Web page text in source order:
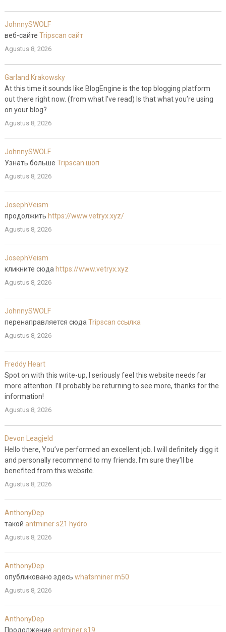
JohnnySWOLF
веб-сайте Tripscan сайт
Agustus 8, 2026
Garland Krakowsky
At this time it sounds like BlogEngine is the top blogging platform
out there right now. (from what I’ve read) Is that what you’re using
on your blog?
Agustus 8, 2026
JohnnySWOLF
Узнать больше Tripscan шоп
Agustus 8, 2026
JosephVeism
продолжить https://www.vetryx.xyz/
Agustus 8, 2026
JosephVeism
кликните сюда https://www.vetryx.xyz
Agustus 8, 2026
JohnnySWOLF
перенаправляется сюда Tripscan ссылка
Agustus 8, 2026
Freddy Heart
Spot on with this write-up, I seriously feel this website needs far
more attention. I’ll probably be returning to see more, thanks for the
information!
Agustus 8, 2026
Devon Leagjeld
Hello there, You’ve performed an excellent job. I will definitely digg it
and personally recommend to my friends. I’m sure they’ll be
benefited from this website.
Agustus 8, 2026
AnthonyDep
такой antminer s21 hydro
Agustus 8, 2026
AnthonyDep
опубликовано здесь whatsminer m50
Agustus 8, 2026
AnthonyDep
Продолжение antminer s19